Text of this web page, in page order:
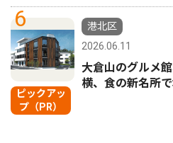
6
ピックアッ
プ（PR）
港北区
2026.06.11
大倉山のグルメ
横、食の新名所